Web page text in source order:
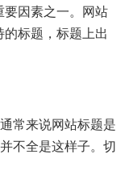
因素之一。网站
标题，标题上出
常来说网站标题是
不全是这样子。切